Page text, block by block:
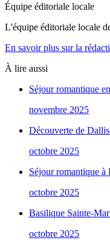
Équipe éditoriale locale
L'équipe éditoriale locale
En savoir plus sur la
À lire aussi
Séjour romantique
novembre 2025
Découverte de
octobre 2025
Séjour romantique
octobre 2025
Basilique Sainte-
octobre 2025